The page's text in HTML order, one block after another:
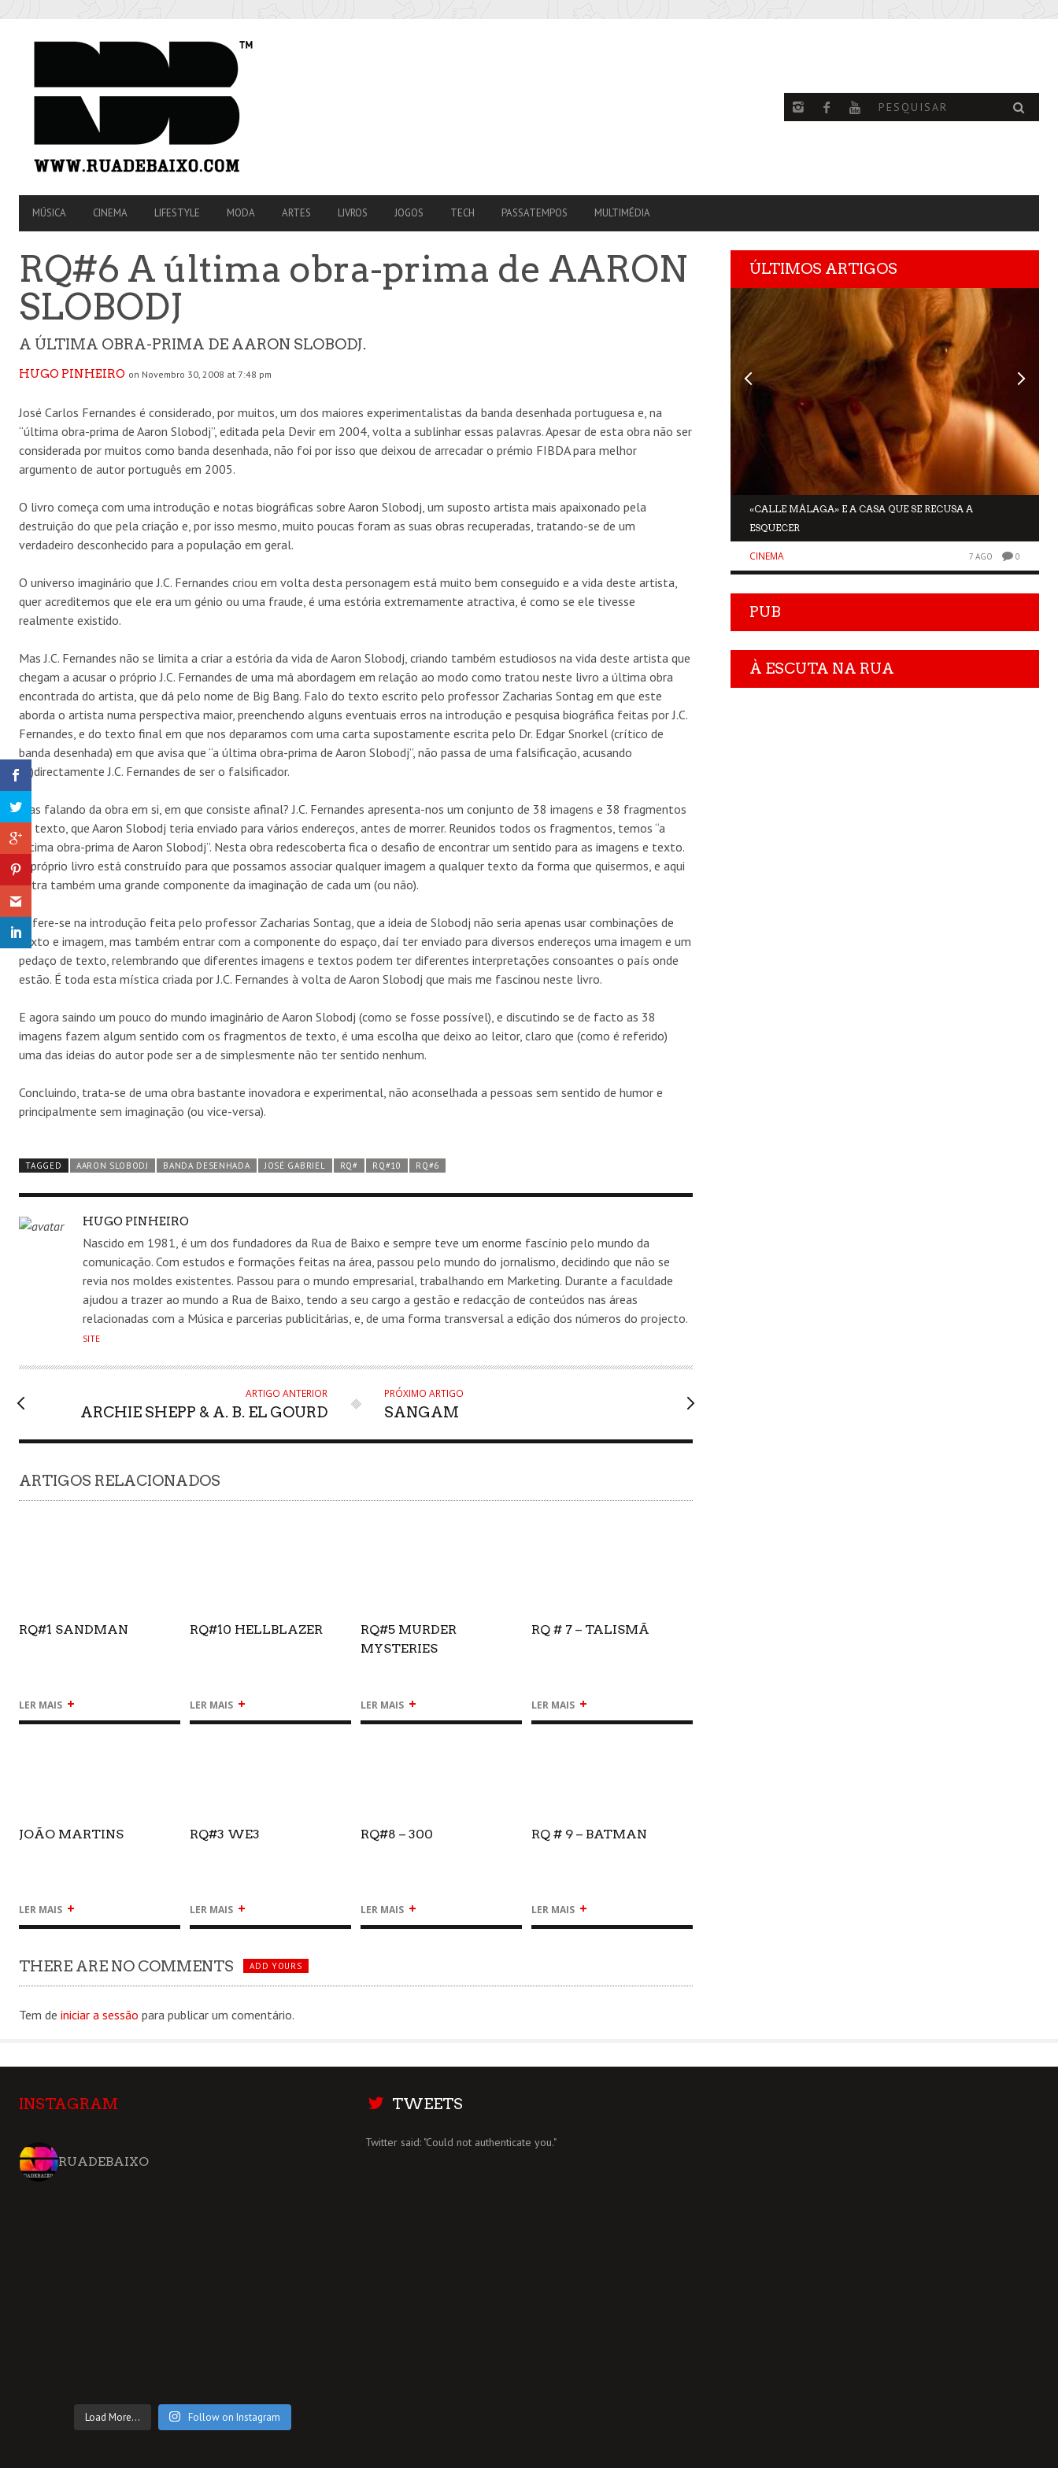
PRIMARY
NAVIGATION
MÚSICA CINEMA LIFESTYLE MODA ARTES LIVROS JOGOS TECH PASSATEMPOS MULTIMÉDIA
RQ#6 A última obra-prima de AARON
SLOBODJ
A ÚLTIMA OBRA-PRIMA DE AARON SLOBODJ.
HUGO PINHEIRO on Novembro 30, 2008 at 7:48 pm
José Carlos Fernandes é considerado, por muitos, um dos maiores experimentalistas da banda desenhada portuguesa e, na
“última obra-prima de Aaron Slobodj”, editada pela Devir em 2004, volta a sublinhar essas palavras. Apesar de esta obra não ser
considerada por muitos como banda desenhada, não foi por isso que deixou de arrecadar o prémio FIBDA para melhor
argumento de autor português em 2005.
O livro começa com uma introdução e notas biográficas sobre Aaron Slobodj, um suposto artista mais apaixonado pela
destruição do que pela criação e, por isso mesmo, muito poucas foram as suas obras recuperadas, tratando-se de um
verdadeiro desconhecido para a população em geral.
O universo imaginário que J.C. Fernandes criou em volta desta personagem está muito bem conseguido e a vida deste artista,
quer acreditemos que ele era um génio ou uma fraude, é uma estória extremamente atractiva, é como se ele tivesse
realmente existido.
Mas J.C. Fernandes não se limita a criar a estória da vida de Aaron Slobodj, criando também estudiosos na vida deste artista que
chegam a acusar o próprio J.C. Fernandes de uma má abordagem em relação ao modo como tratou neste livro a última obra
encontrada do artista, que dá pelo nome de Big Bang. Falo do texto escrito pelo professor Zacharias Sontag em que este
aborda o artista numa perspectiva maior, preenchendo alguns eventuais erros na introdução e pesquisa biográfica feitas por J.C.
Fernandes, e do texto final em que nos deparamos com uma carta supostamente escrita pelo Dr. Edgar Snorkel (crítico de
banda desenhada) em que avisa que “a última obra-prima de Aaron Slobodj”, não passa de uma falsificação, acusando
(in)directamente J.C. Fernandes de ser o falsificador.
Mas falando da obra em si, em que consiste afinal? J.C. Fernandes apresenta-nos um conjunto de 38 imagens e 38 fragmentos
de texto, que Aaron Slobodj teria enviado para vários endereços, antes de morrer. Reunidos todos os fragmentos, temos “a
última obra-prima de Aaron Slobodj”. Nesta obra redescoberta fica o desafio de encontrar um sentido para as imagens e texto.
O próprio livro está construído para que possamos associar qualquer imagem a qualquer texto da forma que quisermos, e aqui
entra também uma grande componente da imaginação de cada um (ou não).
Refere-se na introdução feita pelo professor Zacharias Sontag, que a ideia de Slobodj não seria apenas usar combinações de
texto e imagem, mas também entrar com a componente do espaço, daí ter enviado para diversos endereços uma imagem e um
pedaço de texto, relembrando que diferentes imagens e textos podem ter diferentes interpretações consoantes o país onde
estão. É toda esta mística criada por J.C. Fernandes à volta de Aaron Slobodj que mais me fascinou neste livro.
E agora saindo um pouco do mundo imaginário de Aaron Slobodj (como se fosse possível), e discutindo se de facto as 38
imagens fazem algum sentido com os fragmentos de texto, é uma escolha que deixo ao leitor, claro que (como é referido)
uma das ideias do autor pode ser a de simplesmente não ter sentido nenhum.
Concluindo, trata-se de uma obra bastante inovadora e experimental, não aconselhada a pessoas sem sentido de humor e
principalmente sem imaginação (ou vice-versa).
TAGGED AARON SLOBODJ BANDA DESENHADA JOSÉ GABRIEL RQ# RQ#10 RQ#6
AUTHOR
HUGO PINHEIRO
Nascido em 1981, é um dos fundadores da Rua de Baixo e sempre teve um enorme fascínio pelo mundo da
comunicação. Com estudos e formações feitas na área, passou pelo mundo do jornalismo, decidindo que não se
revia nos moldes existentes. Passou para o mundo empresarial, trabalhando em Marketing. Durante a faculdade
ajudou a trazer ao mundo a Rua de Baixo, tendo a seu cargo a gestão e redacção de conteúdos nas áreas
relacionadas com a Música e parcerias publicitárias, e, de uma forma transversal a edição dos números do projecto.
SITE
ARTIGO ANTERIOR
ARCHIE SHEPP & A. B. EL GOURD
PRÓXIMO ARTIGO
SANGAM
ARTIGOS RELACIONADOS
RQ#1 SANDMAN
LER MAIS +
RQ#10 HELLBLAZER
LER MAIS +
RQ#5 MURDER
MYSTERIES
LER MAIS +
RQ # 7 – TALISMÃ
LER MAIS +
JOÃO MARTINS
LER MAIS +
RQ#3 WE3
LER MAIS +
RQ#8 – 300
LER MAIS +
RQ # 9 – BATMAN
LER MAIS +
THERE ARE NO COMMENTS ADD YOURS
Tem de iniciar a sessão para publicar um comentário.
ÚLTIMOS ARTIGOS
«CALLE MÁLAGA» E A CASA QUE SE RECUSA A
ESQUECER
CINEMA 7 AGO 0
“COCK” ESTREIA A 12 DE OUTUBRO NO TEATRO MARIA
MATOS
PUB
À ESCUTA NA RUA
INSTAGRAM
RUADEBAIXO
Load More... Follow on Instagram
TWEETS
Twitter said: "Could not authenticate you."